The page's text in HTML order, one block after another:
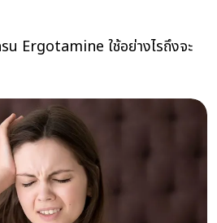
น Ergotamine ใช้อย่างไรถึงจะ